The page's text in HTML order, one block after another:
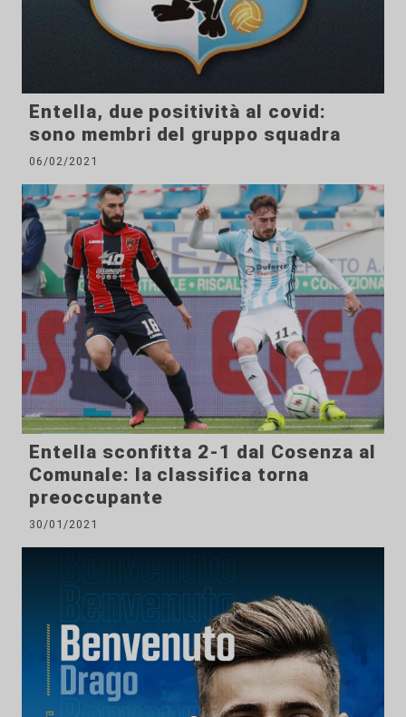
Entella, due positività al covid:
sono membri del gruppo squadra
06/02/2021
Entella sconfitta 2-1 dal Cosenza al
Comunale: la classifica torna
preoccupante
30/01/2021